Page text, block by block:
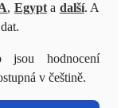
, Egypta další. A
jsou hodnocení
v češtině.